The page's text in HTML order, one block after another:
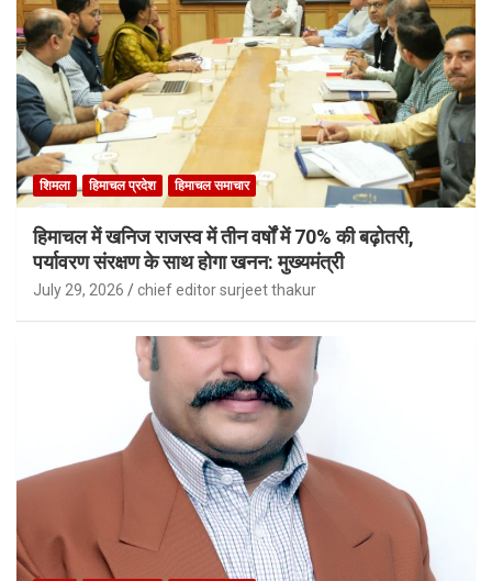
शिमला हिमाचल प्रदेश हिमाचल समाचार
हिमाचल में खनिज राजस्व में तीन वर्षों में 70% की बढ़ोतरी,
पर्यावरण संरक्षण के साथ होगा खनन: मुख्यमंत्री
July 29, 2026 chief editor surjeet thakur